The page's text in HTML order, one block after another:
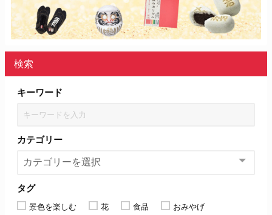
検索
キーワード
カテゴリー
タグ
景色を楽しむ 花 食品
おみやげ